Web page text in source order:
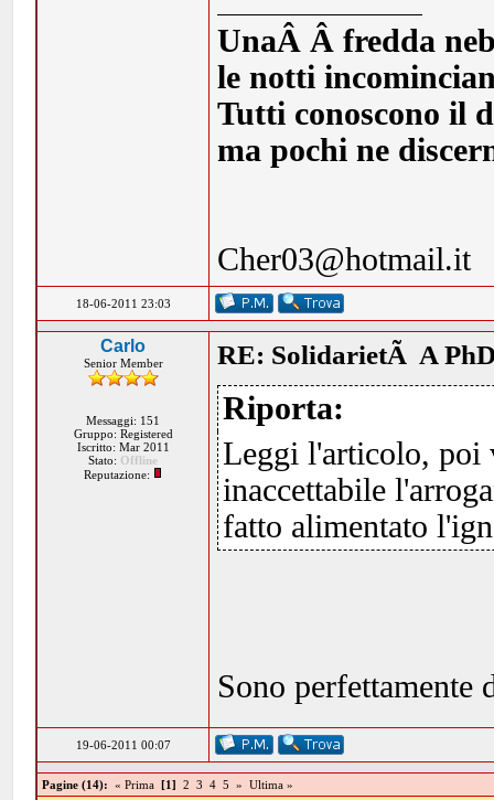
UnaÂ Â fredda
le notti
Tutti conoscono il
ma pochi ne
Cher03@hotmail.it
18-06-2011 23:03
Carlo
Senior Member
Messaggi: 151
Gruppo: Registered
Iscritto: Mar 2011
Stato: Offline
Reputazione:
RE: SolidarietÃ A
Riporta:
Leggi l'articolo, poi
inaccettabile
fatto alimentato
Sono perfettamente
19-06-2011 00:07
Pagine (14): « Prima [1] 2 3 4 5 » Ultima »